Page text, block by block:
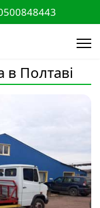
в Полтаві